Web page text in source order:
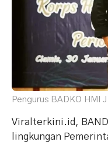
Pengurus BADKO HMI
Viralterkini.id,
lingkungan